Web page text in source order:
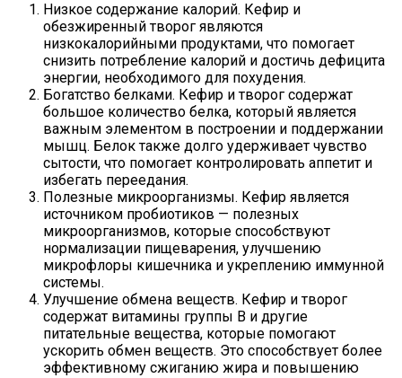
Низкое содержание калорий. Кефир и
обезжиренный творог являются
низкокалорийными продуктами, что помогает
снизить потребление калорий и достичь дефицита
энергии, необходимого для похудения.
Богатство белками. Кефир и творог содержат
большое количество белка, который является
важным элементом в построении и поддержании
мышц. Белок также долго удерживает чувство
сытости, что помогает контролировать аппетит и
избегать переедания.
Полезные микроорганизмы. Кефир является
источником пробиотиков — полезных
микроорганизмов, которые способствуют
нормализации пищеварения, улучшению
микрофлоры кишечника и укреплению иммунной
системы.
Улучшение обмена веществ. Кефир и творог
содержат витамины группы В и другие
питательные вещества, которые помогают
ускорить обмен веществ. Это способствует более
эффективному сжиганию жира и повышению